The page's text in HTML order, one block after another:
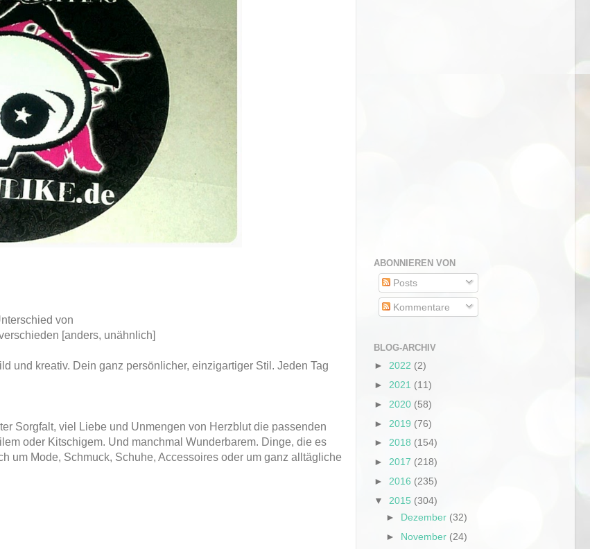
von
[anders, unähnlich]
und kreativ. Dein ganz persönlicher, einzigartiger Stil. Jeden Tag
Sorgfalt, viel Liebe und Unmengen von Herzblut die passenden
oder Kitschigem. Und manchmal Wunderbarem. Dinge, die es
um Mode, Schmuck, Schuhe, Accessoires oder um ganz alltägliche
ABONNIEREN VON
Posts
Kommentare
BLOG-ARCHIV
► 2022 (2)
► 2021 (11)
► 2020 (58)
► 2019 (76)
► 2018 (154)
► 2017 (218)
► 2016 (235)
▼ 2015 (304)
► Dezember (32)
► November (24)